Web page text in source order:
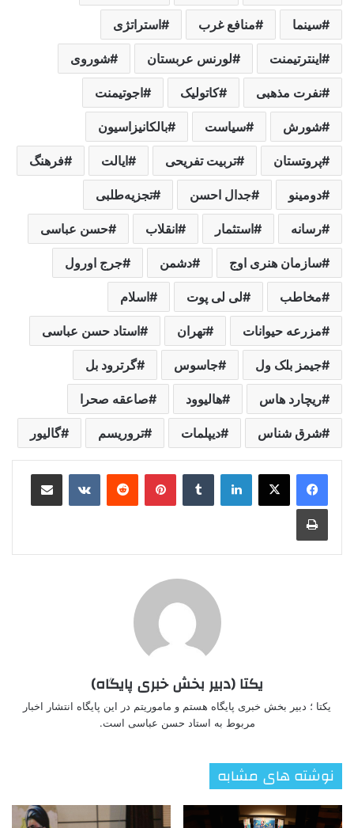
سینما منافع غرب استراتژی
اینترتیمنت لورنس عربستان شوروی
نفرت مذهبی کاتولیک اجوتیمنت
شورش سیاست بالکانیزاسیون
پروتستان تربیت تفریحی ایالت فرهنگ
دومینو جدال احسن تجزیه‌طلبی
رسانه استثمار انقلاب حسن عباسی
سازمان هنری اوج دشمن جرج اورول
مخاطب لی لی پوت اسلام
مزرعه حیوانات تهران استاد حسن عباسی
جیمز بلک ول جاسوس گرترود بل
ریچارد هاس هالیوود صاعقه صحرا
شرق شناس دیپلمات تروریسم گالیور
لینکدین ‫تامبلر ‫پین‌ترست‫رددیت ‫VKontakteاشتراک گذاری از طریق ایمیل
چاپ
یکتا (دبیر بخش خبری پایگاه)
یکتا ؛ دبیر بخش خبری پایگاه هستم و ماموریتم در این پایگاه انتشار اخبار
مربوط به استاد حسن عباسی است.
نوشته های مشابه